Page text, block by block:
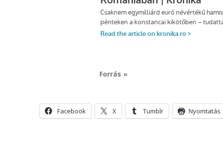
Forrás »
Facebook X Tumblr Nyomtatás